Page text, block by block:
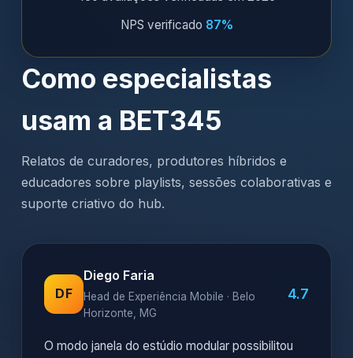
NPS verificado 87%
Como especialistas
usam a BET345
Relatos de curadores, produtores híbridos e
educadores sobre playlists, sessões colaborativas e
suporte criativo do hub.
DF
Diego Faria
Head de Experiência Mobile · Belo
Horizonte, MG
4.7
O modo janela do estúdio modular possibilitou